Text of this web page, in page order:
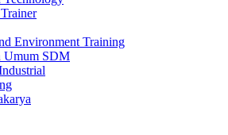
Environment Training
Umum SDM